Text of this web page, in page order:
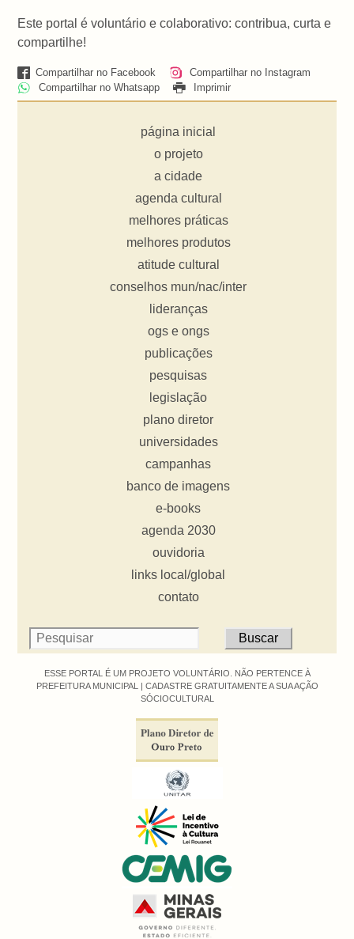
Este portal é voluntário e colaborativo: contribua, curta e
compartilhe!
Compartilhar no Facebook
Compartilhar no Instagram
Compartilhar no Whatsapp
Imprimir
página inicial
o projeto
a cidade
agenda cultural
melhores práticas
melhores produtos
atitude cultural
conselhos mun/nac/inter
lideranças
ogs e ongs
publicações
pesquisas
legislação
plano diretor
universidades
campanhas
banco de imagens
e-books
agenda 2030
ouvidoria
links local/global
contato
ESSE PORTAL É UM PROJETO VOLUNTÁRIO. NÃO PERTENCE À
PREFEITURA MUNICIPAL | CADASTRE GRATUITAMENTE A SUA AÇÃO
SÓCIOCULTURAL